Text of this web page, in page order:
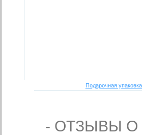
Подарочная
- ОТЗЫВЫ О